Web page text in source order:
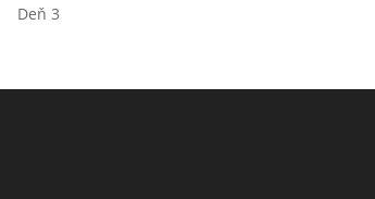
Deň 3